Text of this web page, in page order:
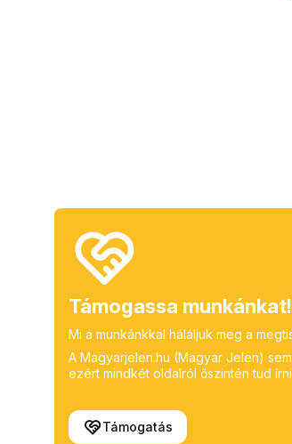
Támogassa munkánkat!
Mi a munkánkkal háláljuk meg a
A Magyarjelen.hu (Magyar Jelen)
ezért mindkét oldalról őszintén tud
Támogatás